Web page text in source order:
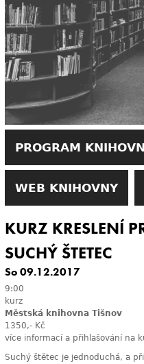
PROGRAM
WEB KNIHOVNY
KURZ KRESLENÍ
SUCHÝ ŠTETEC
So 09.12.2017
9:00
kurz
Městská knihovna Tišnov
1350,- Kč
více informací a přihlašování na
Suchý štětec je jednoduchá, a